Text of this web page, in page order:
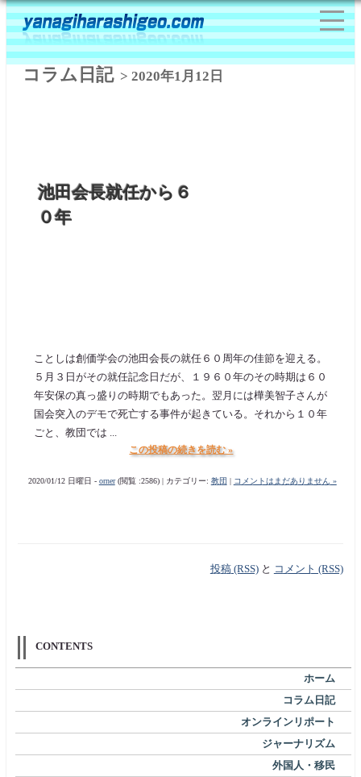
コラム日記> 2020年1月12日
池田会長就任から６
０年
ことしは創価学会の池田会長の就任６０周年の佳節を迎える。
５月３日がその就任記念日だが、１９６０年のその時期は６０
年安保の真っ盛りの時期でもあった。翌月には樺美智子さんが
国会突入のデモで死亡する事件が起きている。それから１０年
ごと、教団では ...
この投稿の続きを読む »
2020/01/12 日曜日 - orner(閲覧 :2586) | カテゴリー: 教団 コメントはまだありません »
投稿 (RSS)と コメント (RSS)
CONTENTS
ホーム
コラム日記
オンラインリポート
ジャーナリズム
外国人・移民